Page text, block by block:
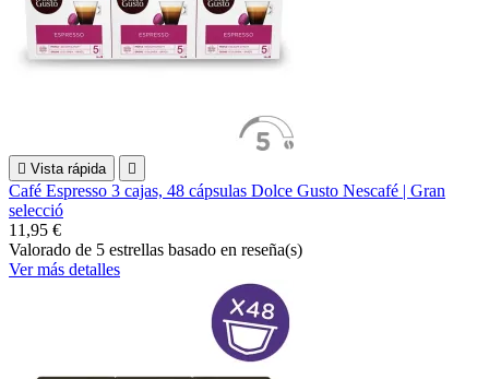
 Vista rápida 
Café Espresso 3 cajas, 48 cápsulas Dolce Gusto Nescafé | Gran
selecció
11,95 €
Valorado de 5 estrellas basado en reseña(s)
Ver más detalles